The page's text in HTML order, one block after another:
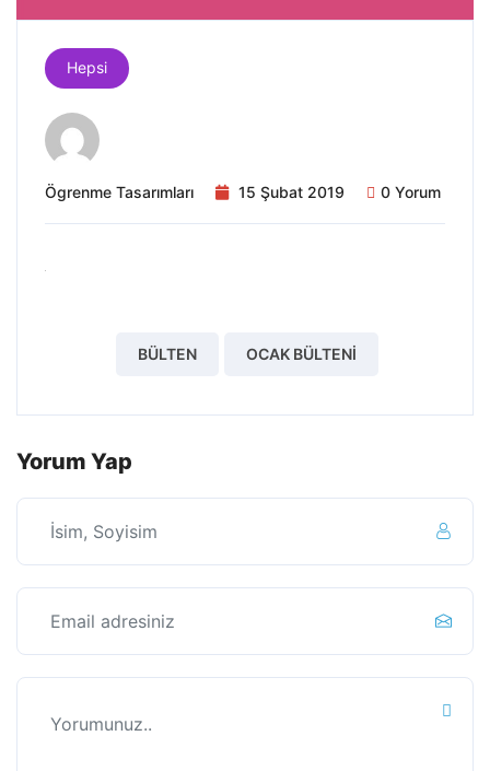
Hepsi
Ögrenme Tasarımları 15 Şubat 2019 0 Yorum
BÜLTEN OCAK BÜLTENI
Yorum Yap